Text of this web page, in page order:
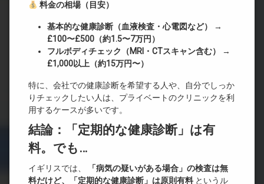
料金の相場（目安）
基本的な健康診断（血液検査・心電図など）
→
£100〜£500 （約1.5〜7万円）
フルボディチェック（MRI ・CTスキャン含む）
→
£1,000以上（約15万円〜）
特に、会社での健康診断を希望する人や、自分でしっか
りチェックしたい人は、プライベートのクリニックを利
用するケースが多いです。
結論：「定期的な健康診断」は有
料。でも…
イギリスでは、
「病気の疑いがある場合」の検査は無
料だけど、「定期的な健康診断」は原則有料 というル